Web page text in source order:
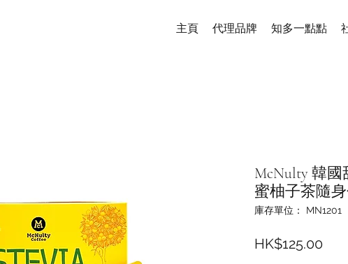
主頁 代理品牌 知多一點點
McNulty 韓
蜜柚子茶隨身
庫存單位： MN1201
HK$125.00價